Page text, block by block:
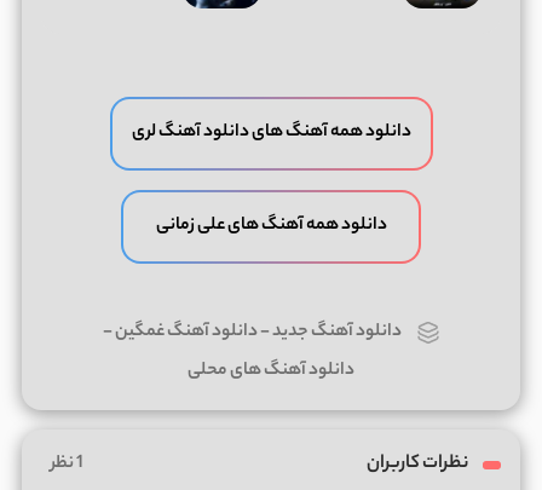
دانلود همه آهنگ های دانلود آهنگ لری
دانلود همه آهنگ های علی زمانی
دانلود آهنگ جدید-دانلود آهنگ غمگین-
دانلود آهنگ های محلی
نظرات کاربران 1 نظر